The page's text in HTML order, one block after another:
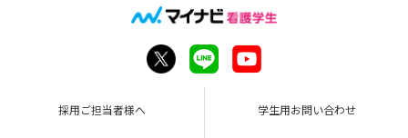
採用ご担当者様へ 学生用お問い合わせ